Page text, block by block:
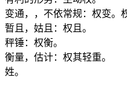
变通，，不依常规：权变。
暂且，姑且：权且。
秤锤：权衡。
衡量，估计：权其轻重。
姓。